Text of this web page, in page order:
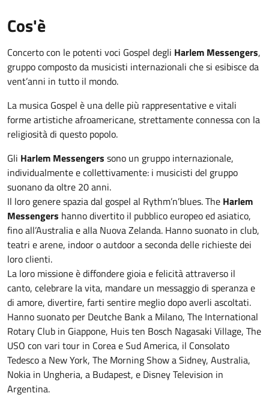
Cos'è
Concerto con le potenti voci Gospel degli Harlem Messengers,
gruppo composto da musicisti internazionali che si esibisce da
vent’anni in tutto il mondo.
La musica Gospel è una delle più rappresentative e vitali
forme artistiche afroamericane, strettamente connessa con la
religiosità di questo popolo.
Gli Harlem Messengers sono un gruppo internazionale,
individualmente e collettivamente: i musicisti del gruppo
suonano da oltre 20 anni.
Il loro genere spazia dal gospel al Rythm’n’blues. The Harlem
Messengers hanno divertito il pubblico europeo ed asiatico,
fino all’Australia e alla Nuova Zelanda. Hanno suonato in club,
teatri e arene, indoor o autdoor a seconda delle richieste dei
loro clienti.
La loro missione è diffondere gioia e felicità attraverso il
canto, celebrare la vita, mandare un messaggio di speranza e
di amore, divertire, farti sentire meglio dopo averli ascoltati.
Hanno suonato per Deutche Bank a Milano, The International
Rotary Club in Giappone, Huis ten Bosch Nagasaki Village, The
USO con vari tour in Corea e Sud America, il Consolato
Tedesco a New York, The Morning Show a Sidney, Australia,
Nokia in Ungheria, a Budapest, e Disney Television in
Argentina.